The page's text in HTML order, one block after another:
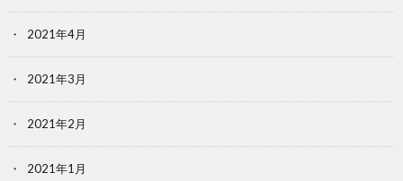
2021年4月
2021年3月
2021年2月
2021年1月